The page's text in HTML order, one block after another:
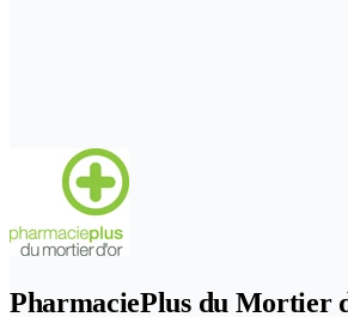
PharmaciePlus du Mortier